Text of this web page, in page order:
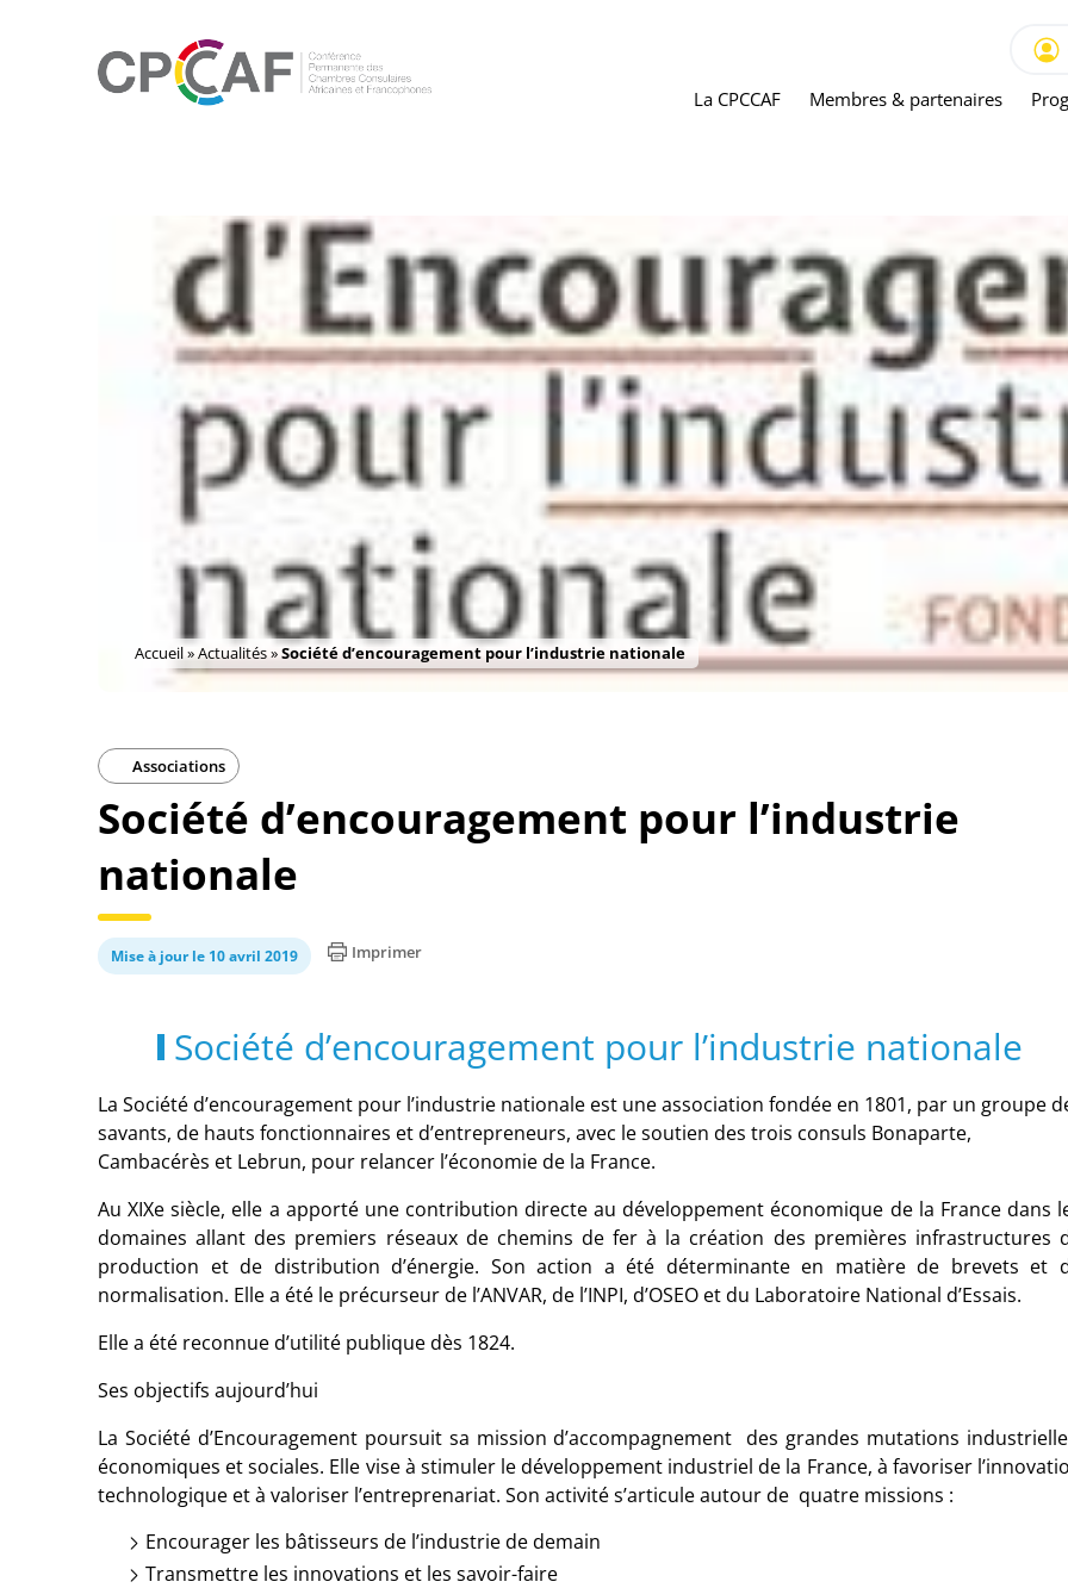
La CPCCAF Membres & partenaires
Accueil»Actualités»Société d’encouragement pour l’industrie nationale
Associations
Société d’encouragement pour l’industrie
nationale
Mise à jour le 10 avril 2019 Imprimer
Société d’encouragement pour l’industrie nationale
La Société d’encouragement pour l’industrie nationale est une association fondée en 1801, par un groupe
savants, de hauts fonctionnaires et d’entrepreneurs, avec le soutien des trois consuls Bonaparte,
Cambacérès et Lebrun, pour relancer l’économie de la France.
Au XIXe siècle, elle a apporté une contribution directe au développement économique de la France dans
domaines allant des premiers réseaux de chemins de fer à la création des premières infrastructures
production et de distribution d’énergie. Son action a été déterminante en matière de brevets et
normalisation. Elle a été le précurseur de l’ANVAR, de l’INPI, d’OSEO et du Laboratoire National d’Essais.
Elle a été reconnue d’utilité publique dès 1824.
Ses objectifs aujourd’hui
La Société d’Encouragement poursuit sa mission d’accompagnement des grandes mutations
économiques et sociales. Elle vise à stimuler le développement industriel de la France, à favoriser
technologique et à valoriser l’entreprenariat. Son activité s’articule autour de quatre missions :
Encourager les bâtisseurs de l’industrie de demain
Transmettre les innovations et les savoir-faire